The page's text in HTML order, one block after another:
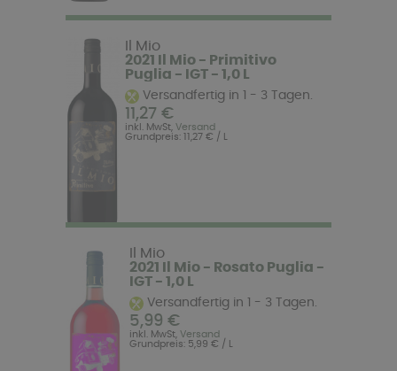
Il Mio
2021 Il Mio - Primitivo
Puglia - IGT - 1,0 L
Versandfertig in 1 - 3 Tagen.
11,27 €
inkl. MwSt,Versand
Grundpreis: 11,27 € / L
Il Mio
2021 Il Mio - Rosato Puglia -
IGT - 1,0 L
Versandfertig in 1 - 3 Tagen.
5,99 €
inkl. MwSt, Versand
Grundpreis: 5,99 € / L